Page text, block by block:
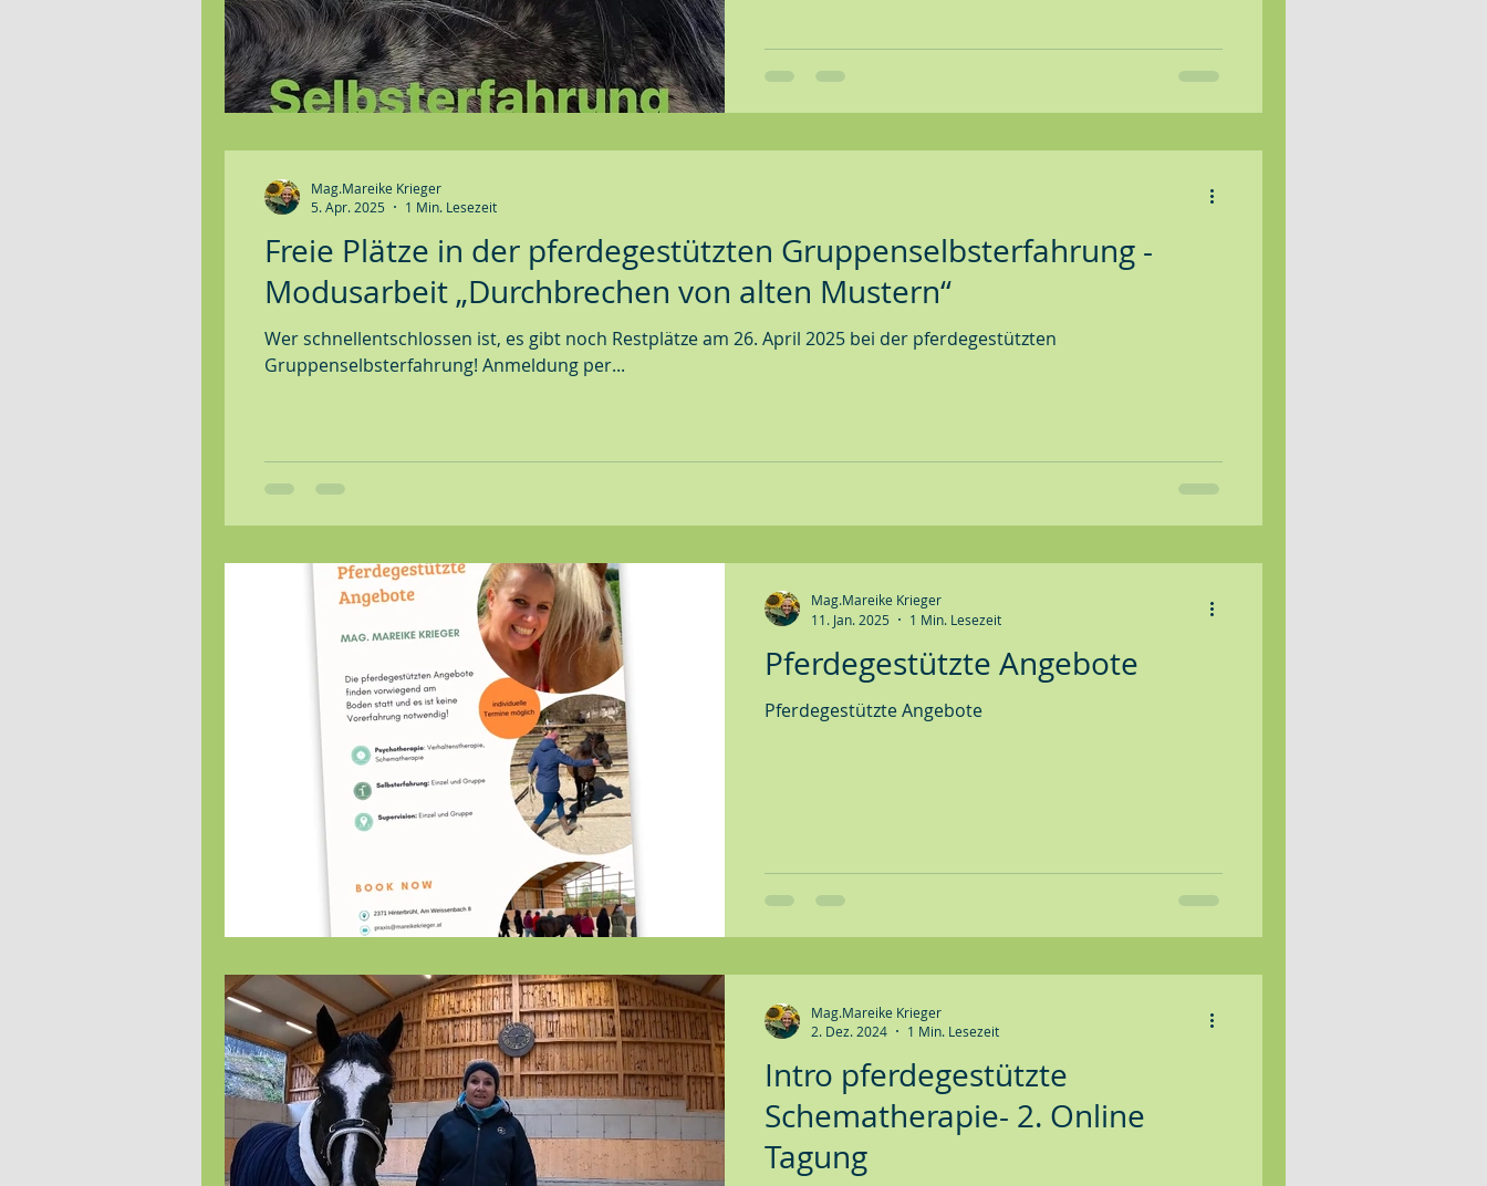
Freie Plätze in der pferdegestützten Gruppenselbsterfahrung -
Modusarbeit „Durchbrechen von alten Mustern“
Wer schnellentschlossen ist, es gibt noch Restplätze am 26. April 2025 bei der pferdegestützten
Gruppenselbsterfahrung! Anmeldung per...
Mag.Mareike Krieger
5. Apr. 2025
1 Min. Lesezeit
Pferdegestützte Angebote
Pferdegestützte Angebote
Mag.Mareike Krieger
11. Jan. 2025
1 Min. Lesezeit
Intro pferdegestützte
Schematherapie- 2. Online
Tagung
Mag.Mareike Krieger
2. Dez. 2024
1 Min. Lesezeit